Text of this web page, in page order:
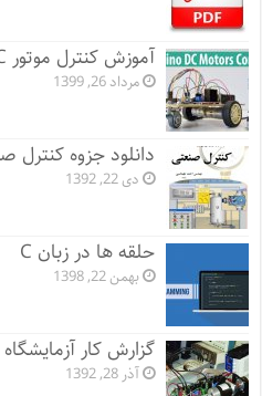
آموزش کنترل موتور DC با آردوینو
مرداد 26, 1399
دانلود جزوه کنترل
دی 22, 1392
حلقه ها در زبان C
بهمن 22, 1398
گزارش کار
آذر 28, 1392